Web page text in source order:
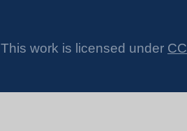
This work is licensed under